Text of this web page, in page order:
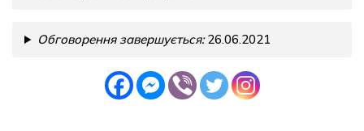
Обговорення завершується:26.06.2021